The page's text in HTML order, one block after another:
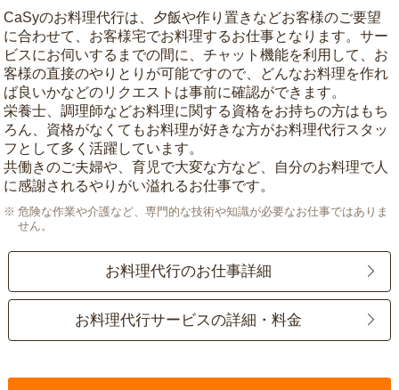
CaSyのお料理代行は、夕飯や作り置きなどお客様のご要望
に合わせて、お客様宅でお料理するお仕事となります。サー
ビスにお伺いするまでの間に、チャット機能を利用して、お
客様の直接のやりとりが可能ですので、どんなお料理を作れ
ば良いかなどのリクエストは事前に確認ができます。
栄養士、調理師などお料理に関する資格をお持ちの方はもち
ろん、資格がなくてもお料理が好きな方がお料理代行スタッ
フとして多く活躍しています。
共働きのご夫婦や、育児で大変な方など、自分のお料理で人
に感謝されるやりがい溢れるお仕事です。
危険な作業や介護など、専門的な技術や知識が必要なお仕事ではありま
せん。
お料理代行のお仕事詳細
お料理代行サービスの詳細・料金